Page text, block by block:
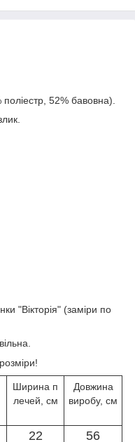
52% бавовна).
"Вікторія" (заміри по
Ширина п
лечей, см
Довжина
виробу, см
22 56